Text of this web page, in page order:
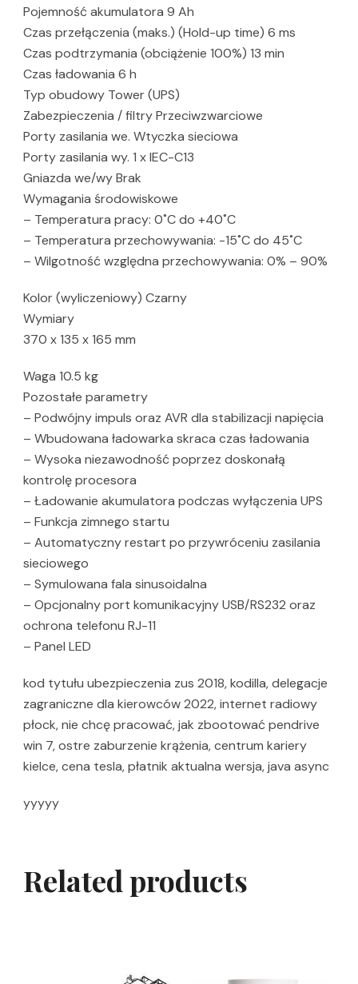
Pojemność akumulatora 9 Ah
Czas przełączenia (maks.) (Hold-up time) 6 ms
Czas podtrzymania (obciążenie 100%) 13 min
Czas ładowania 6 h
Typ obudowy Tower (UPS)
Zabezpieczenia / filtry Przeciwzwarciowe
Porty zasilania we. Wtyczka sieciowa
Porty zasilania wy. 1 x IEC-C13
Gniazda we/wy Brak
Wymagania środowiskowe
– Temperatura pracy: 0˚C do +40˚C
– Temperatura przechowywania: -15˚C do 45˚C
– Wilgotność względna przechowywania: 0% – 90%
Kolor (wyliczeniowy) Czarny
Wymiary
370 x 135 x 165 mm
Waga 10.5 kg
Pozostałe parametry
– Podwójny impuls oraz AVR dla stabilizacji napięcia
– Wbudowana ładowarka skraca czas ładowania
– Wysoka niezawodność poprzez doskonałą
kontrolę procesora
– Ładowanie akumulatora podczas wyłączenia UPS
– Funkcja zimnego startu
– Automatyczny restart po przywróceniu zasilania
sieciowego
– Symulowana fala sinusoidalna
– Opcjonalny port komunikacyjny USB/RS232 oraz
ochrona telefonu RJ-11
– Panel LED
kod tytułu ubezpieczenia zus 2018, kodilla, delegacje
zagraniczne dla kierowców 2022, internet radiowy
płock, nie chcę pracować, jak zbootować pendrive
win 7, ostre zaburzenie krążenia, centrum kariery
kielce, cena tesla, płatnik aktualna wersja, java async
yyyyy
Related products